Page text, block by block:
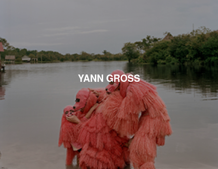
YANN GROSS